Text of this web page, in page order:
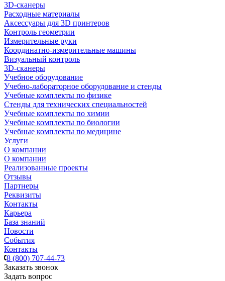
3D-сканеры
Расходные материалы
Аксессуары для 3D принтеров
Контроль геометрии
Измерительные руки
Координатно-измерительные машины
Визуальный контроль
3D-сканеры
Учебное оборудование
Учебно-лабораторное оборудование и стенды
Учебные комплекты по физике
Стенды для технических специальностей
Учебные комплекты по химии
Учебные комплекты по биологии
Учебные комплекты по медицине
Услуги
О компании
О компании
Реализованные проекты
Отзывы
Партнеры
Реквизиты
Контакты
Карьера
База знаний
Новости
События
Контакты
8 (800) 707-44-73
Заказать звонок
Задать вопрос